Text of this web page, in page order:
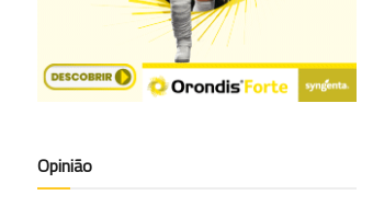
Opinião